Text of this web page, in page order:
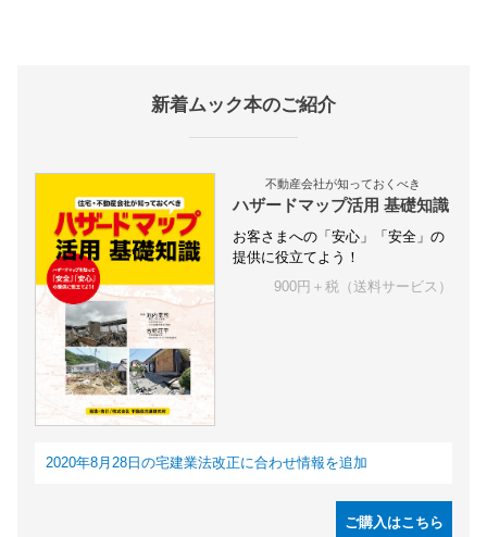
新着ムック本のご紹介
不動産会社が知っておくべき
ハザードマップ活用 基礎知識
お客さまへの「安心」「安全」の
提供に役立てよう！
900円＋税（送料サービス）
2020年8月28日の宅建業法改正に合わせ情報を追加
ご購入はこちら